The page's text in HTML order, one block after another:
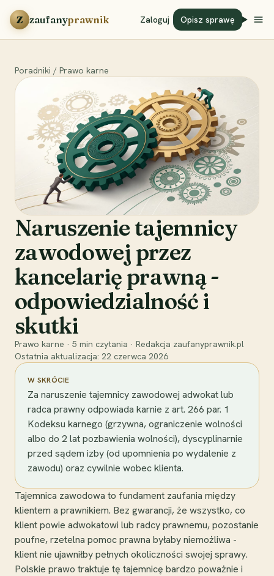
Przejdź do treści
Z zaufanyprawnik Zaloguj Opisz sprawę
Poradniki / Prawo karne
Naruszenie tajemnicy
zawodowej przez
kancelarię prawną -
odpowiedzialność i
skutki
Prawo karne · 5 min czytania · Redakcja zaufanyprawnik.pl
Ostatnia aktualizacja: 22 czerwca 2026
W SKRÓCIE
Za naruszenie tajemnicy zawodowej adwokat lub
radca prawny odpowiada karnie z art. 266 par. 1
Kodeksu karnego (grzywna, ograniczenie wolności
albo do 2 lat pozbawienia wolności), dyscyplinarnie
przed sądem izby (od upomnienia po wydalenie z
zawodu) oraz cywilnie wobec klienta.
Tajemnica zawodowa to fundament zaufania między
klientem a prawnikiem. Bez gwarancji, że wszystko, co
klient powie adwokatowi lub radcy prawnemu, pozostanie
poufne, rzetelna pomoc prawna byłaby niemożliwa -
klient nie ujawniłby pełnych okoliczności swojej sprawy.
Polskie prawo traktuje tę tajemnicę bardzo poważnie i